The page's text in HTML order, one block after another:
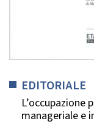
EDITORIALE
L’occupazione
manageriale e